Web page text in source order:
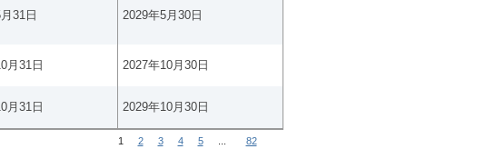
31日 2029年5月30日
月31日 2027年10月30日
月31日 2029年10月30日
1 2 3 4 5 82